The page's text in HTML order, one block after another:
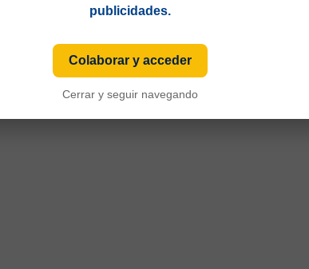
publicidades.
Colaborar y acceder
Cerrar y seguir navegando